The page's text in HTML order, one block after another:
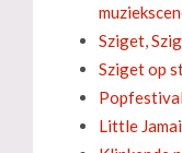
Sziget,
Sziget op
Little